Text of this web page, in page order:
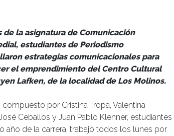
de la asignatura de Comunicación
estudiantes de Periodismo
estrategias comunicacionales para
el emprendimiento del Centro Cultural
Lafken, de la localidad de Los Molinos.
compuesto por Cristina Tropa, Valentina
Ceballos y Juan Pablo Klenner, estudiantes
año de la carrera, trabajó todos los lunes por